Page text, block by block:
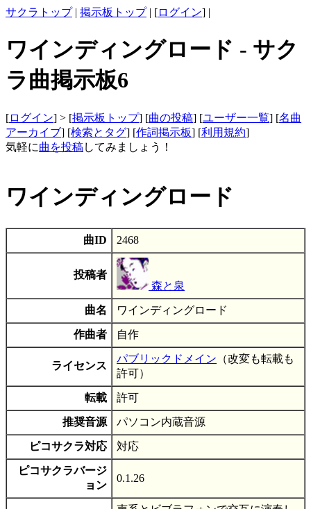
サクラトップ| 掲示板トップ| [ログイン] |
ワインディングロード - サク
ラ曲掲示板6
[ログイン] > [掲示板トップ] [曲の投稿] [ユーザー一覧] [名曲
アーカイブ] [検索とタグ] [作詞掲示板] [利用規約]
気軽に曲を投稿してみましょう！
ワインディングロード
曲ID 2468
投稿者
森と泉
曲名 ワインディングロード
作曲者 自作
ライセンス
パブリックドメイン （改変も転載も
許可）
転載 許可
推奨音源 パソコン内蔵音源
ピコサクラ対応 対応
ピコサクラバージ
ョン
0.1.26